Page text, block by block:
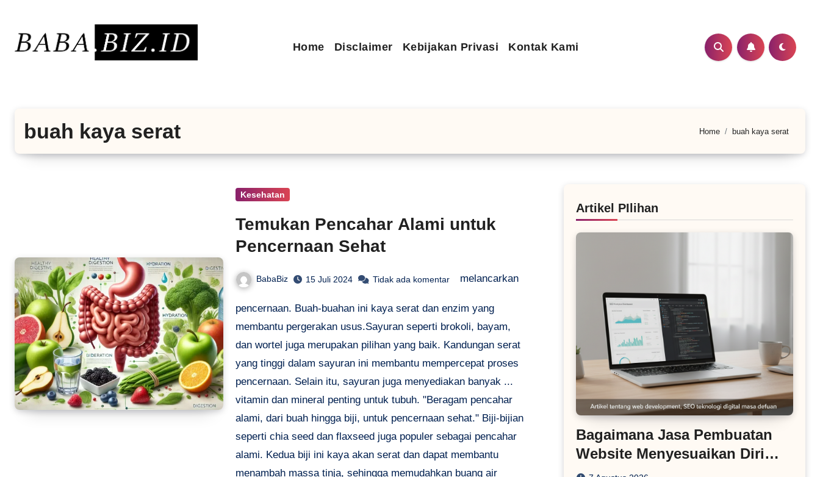
konten
Home Disclaimer Kebijakan Privasi Kontak Kami
buah kaya serat Home buah kaya serat
Kesehatan
Temukan Pencahar Alami untuk
Pencernaan Sehat
BabaBiz 15 Juli 2024 Tidak ada komentar melancarkan
pencernaan. Buah-buahan ini kaya serat dan enzim yang
membantu pergerakan usus.Sayuran seperti brokoli, bayam,
dan wortel juga merupakan pilihan yang baik. Kandungan serat
yang tinggi dalam sayuran ini membantu mempercepat proses
pencernaan. Selain itu, sayuran juga menyediakan banyak ...
vitamin dan mineral penting untuk tubuh. "Beragam pencahar
alami, dari buah hingga biji, untuk pencernaan sehat." Biji-bijian
seperti chia seed dan flaxseed juga populer sebagai pencahar
alami. Kedua biji ini kaya akan serat dan dapat membantu
menambah massa tinja, sehingga memudahkan buang air
Artikel PIlihan
Bagaimana Jasa Pembuatan
Website Menyesuaikan Diri
dengan Algoritma SEO Masa